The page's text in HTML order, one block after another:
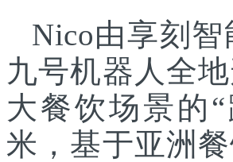
Nico由享刻
九号机器人全
大餐饮场景的
米，基于亚洲